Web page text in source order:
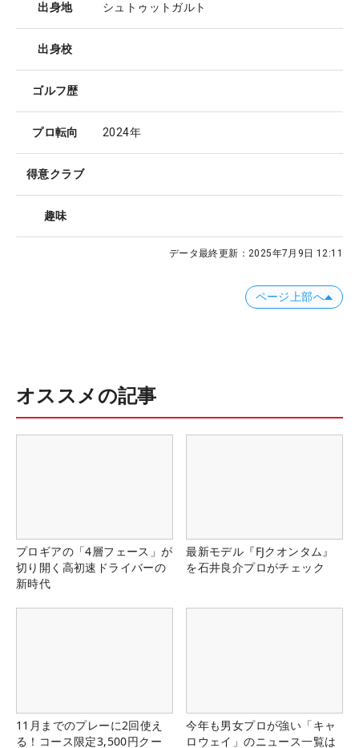
出身地 シュトゥットガルト
出身校
ゴルフ歴
プロ転向 2024年
得意クラブ
趣味
データ最終更新： 2025年7月9日 12:11
ページ上部へ
オススメの記事
プロギアの「4層フェース」が
切り開く高初速ドライバーの
新時代
最新モデル『FJクオンタム』
を石井良介プロがチェック
11月までのプレーに2回使え
る！コース限定3,500円クー
今年も男女プロが強い「キャ
ロウェイ」のニュース一覧は